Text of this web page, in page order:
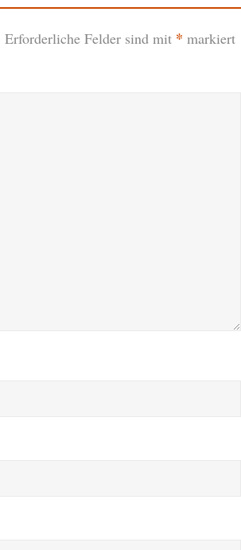
Erforderliche Felder sind mit * markiert